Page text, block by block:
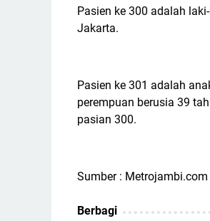
Pasien ke 300 adalah
Jakarta.
Pasien ke 301 adalah
perempuan berusia 39
pasian 300.
Sumber : Metrojambi.com
Berbagi